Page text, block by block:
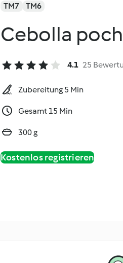
TM7 TM6
Cebolla
4.1 25
Zubereitung 5 Min
Gesamt 15 Min
300 g
Kostenlos registrieren